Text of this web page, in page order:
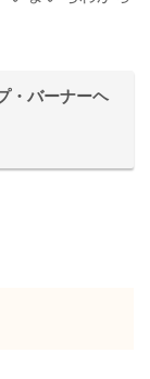
・バーナーヘ